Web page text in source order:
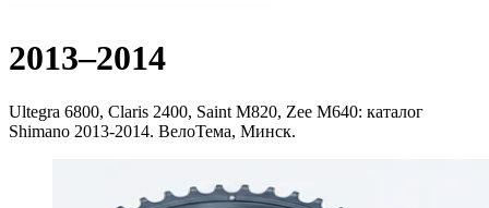
2013–2014
Ultegra 6800, Claris 2400, Saint M820, Zee M640: каталог
Shimano 2013-2014. ВелоТема, Минск.